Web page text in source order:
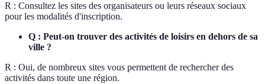
R : Consultez les sites des organisateurs ou leurs réseaux sociaux
pour les modalités d'inscription.
Q : Peut-on trouver des activités de loisirs en dehors de sa
ville ?
R : Oui, de nombreux sites vous permettent de rechercher des
activités dans toute une région.